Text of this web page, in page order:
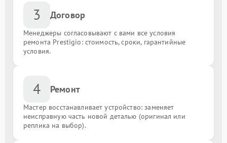
3 Договор
Менеджеры согласовывают с вами все условия
ремонта Prestigio: стоимость, сроки, гарантийные
условия.
4 Ремонт
Мастер восстанавливает устройство: заменяет
неисправную часть новой деталью (оригинал или
реплика на выбор).